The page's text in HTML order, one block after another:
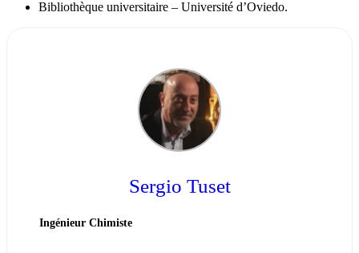
Bibliothèque universitaire – Université d’Oviedo.
Sergio Tuset
Ingénieur Chimiste